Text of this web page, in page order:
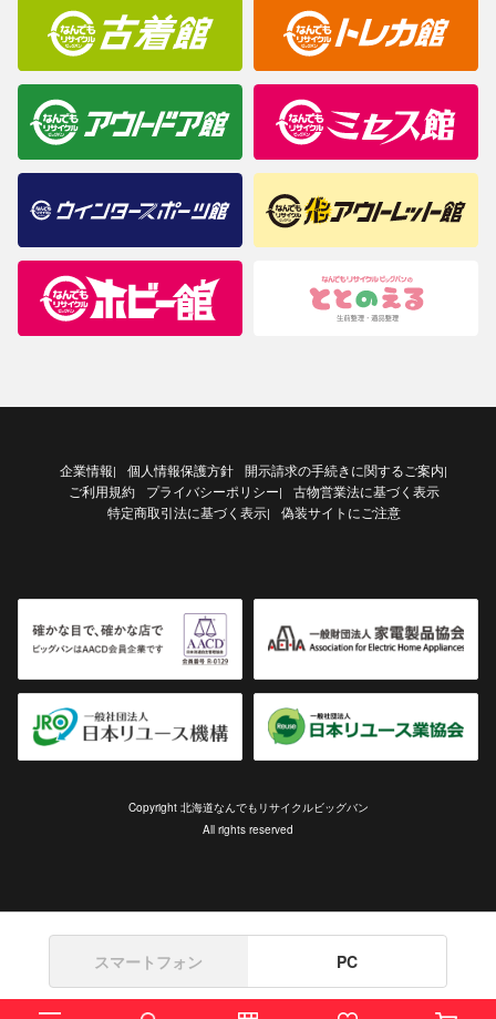
企業情報| 個人情報保護方針 開示請求の手続きに関するご案内|
ご利用規約 プライバシーポリシー|
古物営業法に基づく表示
特定商取引法に基づく表示| 偽装サイトにご注意
Copyright 北海道なんでもリサイクルビッグバン
All rights reserved
スマートフォン PC